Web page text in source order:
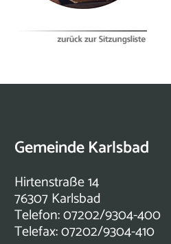
Gemeinde Karlsbad
Hirtenstraße 14
76307 Karlsbad
Telefon: 07202/9304-400
Telefax: 07202/9304-410